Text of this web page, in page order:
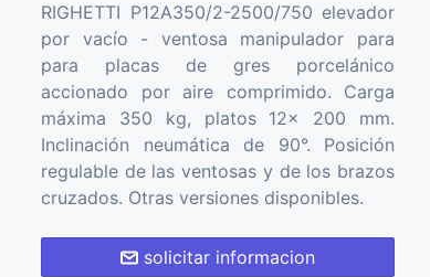
RIGHETTI P12A350/2-2500/750 elevador
por vacío - ventosa manipulador para
para placas de gres porcelánico
accionado por aire comprimido. Carga
máxima 350 kg, platos 12x 200 mm.
Inclinación neumática de 90°. Posición
regulable de las ventosas y de los brazos
cruzados. Otras versiones disponibles.
solicitar informacion